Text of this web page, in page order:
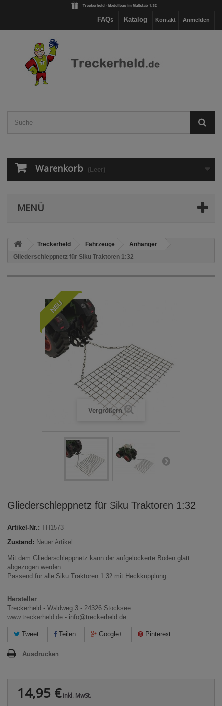
Anmelden
Kontakt
Katalog
FAQs
Warenkorb (Leer)
MENÜ
Treckerheld Fahrzeuge
Anhänger
Gliederschleppnetz für Siku Traktoren 1:32
NEU
Vergrößern
Gliederschleppnetz für Siku Traktoren 1:32
Artikel-Nr.: TH1573
Zustand: Neuer Artikel
Mit dem Gliederschleppnetz kann der aufgelockerte Boden glatt
abgezogen werden.
Passend für alle Siku Traktoren 1:32 mit Heckkupplung
Hersteller
Treckerheld - Waldweg 3 - 24326 Stocksee
www.treckerheld.de - info@treckerheld.de
Tweet Teilen Google+ Pinterest
Ausdrucken
14,95 €inkl. MwSt.